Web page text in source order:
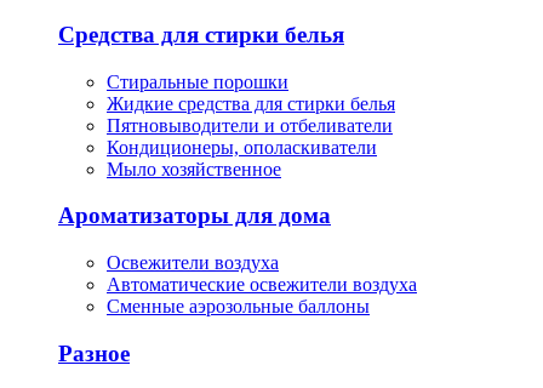
Средства для стирки белья
Стиральные порошки
Жидкие средства для стирки белья
Пятновыводители и отбеливатели
Кондиционеры, ополаскиватели
Мыло хозяйственное
Ароматизаторы для дома
Освежители воздуха
Автоматические освежители воздуха
Сменные аэрозольные баллоны
Разное